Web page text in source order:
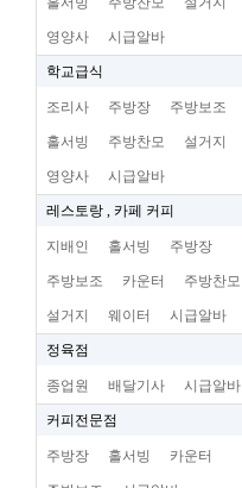
영양사 시급알바
학교급식
조리사 주방장 주방보조
홀서빙 주방찬모 설거지
영양사 시급알바
레스토랑 , 카페 커피
지배인 홀서빙 주방장
주방보조 카운터 주방찬모
설거지 웨이터 시급알바
정육점
종업원 배달기사 시급알바
커피전문점
주방장 홀서빙 카운터